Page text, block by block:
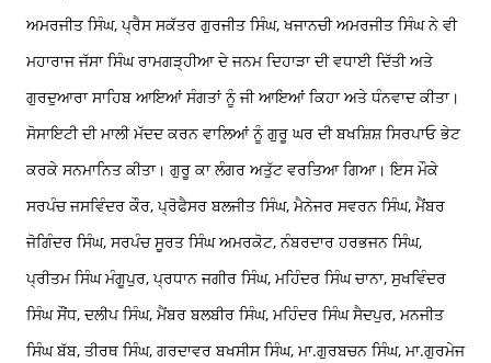
ਅਮਰਜੀਤ ਸਿੰਘ, ਪ੍ਰੈਸ ਸਕੱਤਰ ਗੁਰਜੀਤ ਸਿੰਘ, ਖਜਾਨਚੀ ਅਮਰਜੀਤ ਸਿੰਘ ਨੇ ਵੀ
ਮਹਾਰਾਜ ਜੱਸਾ ਸਿੰਘ ਰਾਮਗੜ੍ਹੀਆ ਦੇ ਜਨਮ ਦਿਹਾੜਾ ਦੀ ਵਧਾਈ ਦਿੱਤੀ ਅਤੇ
ਗੁਰਦੁਆਰਾ ਸਾਹਿਬ ਆਇਆਂ ਸੰਗਤਾਂ ਨੂੰ ਜੀ ਆਇਆਂ ਕਿਹਾ ਅਤੇ ਧੰਨਵਾਦ ਕੀਤਾ।
ਸੋਸਾਇਟੀ ਦੀ ਮਾਲੀ ਮੱਦਦ ਕਰਨ ਵਾਲਿਆਂ ਨੂੰ ਗੁਰੂ ਘਰ ਦੀ ਬਖਸ਼ਿਸ਼ ਸਿਰਪਾਓ ਭੇਟ
ਕਰਕੇ ਸਨਮਾਨਿਤ ਕੀਤਾ। ਗੁਰੂ ਕਾ ਲੰਗਰ ਅਤੁੱਟ ਵਰਤਿਆ ਗਿਆ। ਇਸ ਮੌਕੇ
ਸਰਪੰਚ ਜਸਵਿੰਦਰ ਕੌਰ, ਪ੍ਰੋਫੈਸਰ ਬਲਜੀਤ ਸਿੰਘ, ਮੈਨੇਜਰ ਸਵਰਨ ਸਿੰਘ, ਮੈਂਬਰ
ਜੋਗਿੰਦਰ ਸਿੰਘ, ਸਰਪੰਚ ਸੂਰਤ ਸਿੰਘ ਅਮਰਕੋਟ, ਨੰਬਰਦਾਰ ਹਰਭਜਨ ਸਿੰਘ,
ਪ੍ਰੀਤਮ ਸਿੰਘ ਮੰਗੂਪੁਰ, ਪ੍ਰਧਾਨ ਜਗੀਰ ਸਿੰਘ, ਮਹਿੰਦਰ ਸਿੰਘ ਚਾਨਾ, ਸੁਖਵਿੰਦਰ
ਸਿੰਘ ਸੌਂਧ, ਦਲੀਪ ਸਿੰਘ, ਮੈਂਬਰ ਬਲਬੀਰ ਸਿੰਘ, ਮਹਿੰਦਰ ਸਿੰਘ ਸੈਦਪੁਰ, ਮਨਜੀਤ
ਸਿੰਘ ਬੱਬ, ਤੀਰਥ ਸਿੰਘ, ਗਰਦਾਵਰ ਬਖਸੀਸ ਸਿੰਘ, ਮਾ.ਗੁਰਬਚਨ ਸਿੰਘ, ਮਾ.ਗੁਰਮੇਜ